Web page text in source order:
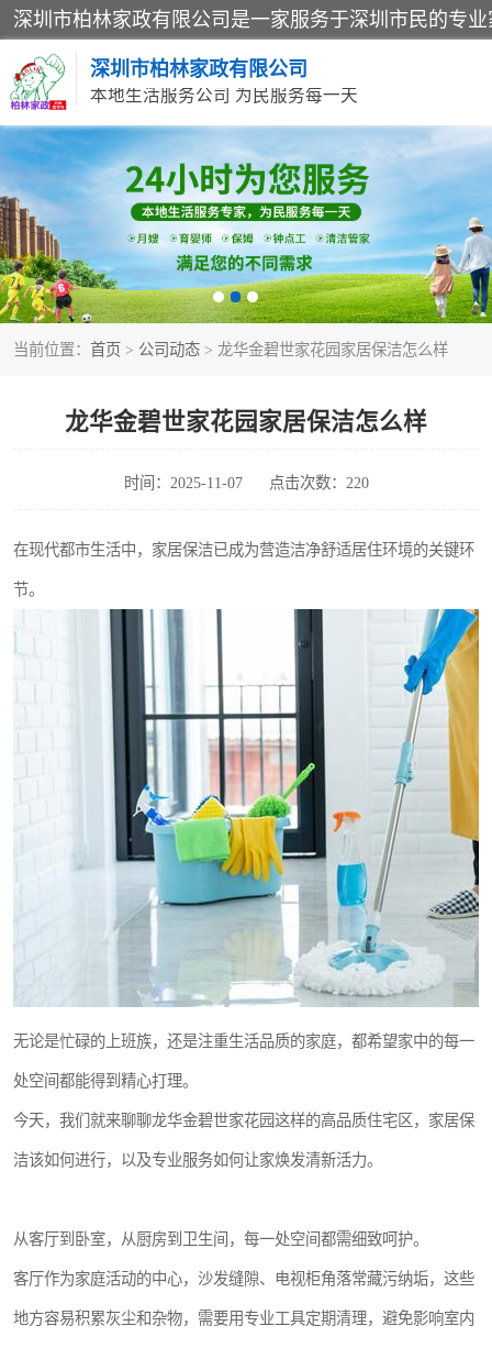
深圳市柏林家政有限公司
本地生活服务公司 为民服务每一天
当前位置： 首页 > 公司动态 > 龙华金碧世家花园家居保洁怎么样
龙华金碧世家花园家居保洁怎么样
时间：2025-11-07 点击次数：220
在现代都市生活中，家居保洁已成为营造洁净舒适居住环境的关键环
节。
无论是忙碌的上班族，还是注重生活品质的家庭，都希望家中的每一
处空间都能得到精心打理。
今天，我们就来聊聊龙华金碧世家花园这样的高品质住宅区，家居保
洁该如何进行，以及专业服务如何让家焕发清新活力。
从客厅到卧室，从厨房到卫生间，每一处空间都需细致呵护。
客厅作为家庭活动的中心，沙发缝隙、电视柜角落常藏污纳垢，这些
地方容易积累灰尘和杂物，需要用专业工具定期清理，避免影响室内
家居保洁
家庭保姆